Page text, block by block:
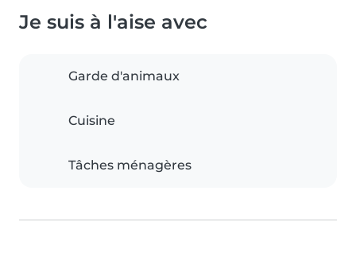
Je suis à l'aise avec
Garde d'animaux
Cuisine
Tâches ménagères